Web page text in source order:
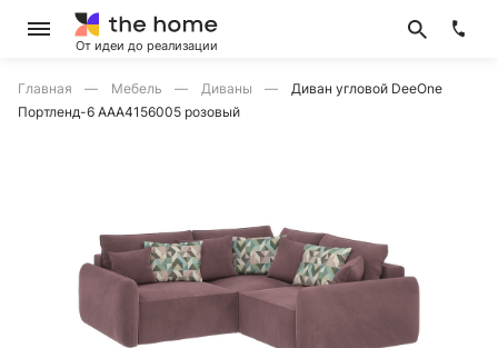
От идеи до реализации
Главная Мебель Диваны
Диван угловой DeeOne
Портленд-6 AAA4156005 розовый